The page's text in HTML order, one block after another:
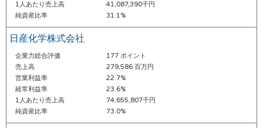
1人あたり売上高
41,087,390千円
純資産比率
31.1%
日産化学株式会社
企業力総合評価
177 ポイント
売上高
279,586 百万円
営業利益率
22.7%
経常利益率
23.6%
1人あたり売上高
74,655,807千円
純資産比率
73.0%